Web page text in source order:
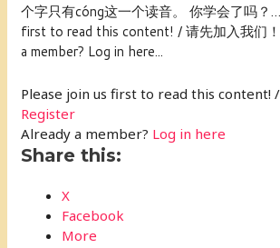
个字只有cóng这一个读音。 你学会了吗？
first to read this content! / 请先加入我们
a member? Log in here...
Please join us first to read this content! /
Register
Already a member? Log in here
Share this:
X
Facebook
More